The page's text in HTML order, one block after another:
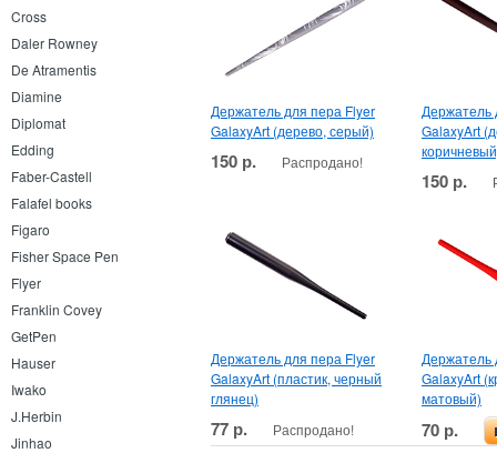
Cross
Daler Rowney
De Atramentis
Diamine
Diplomat
Edding
Faber-Castell
Falafel books
Figaro
Fisher Space Pen
Flyer
Franklin Covey
GetPen
Hauser
Iwako
J.Herbin
Jinhao
Держатель для пера Flyer
GalaxyArt (дерево, серый)
150 р. Распродано!
Держатель
GalaxyArt
150 р.
Держатель для пера Flyer
GalaxyArt (пластик, черный
глянец)
77 р. Распродано!
Держатель
GalaxyArt
матовый)
70 р.